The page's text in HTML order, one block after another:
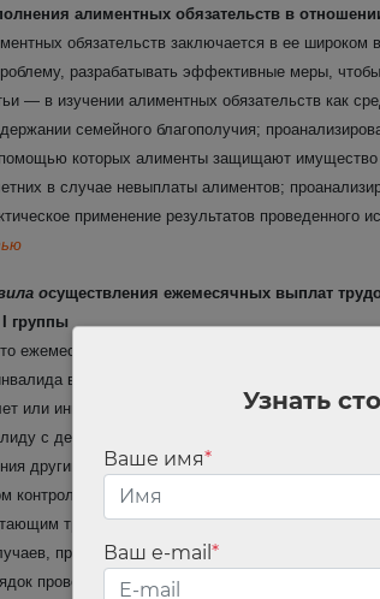
алиментных обязательств в
обязательств заключается в ее
разрабатывать эффективные меры,
— в изучении алиментных обязательств как
семейного благополучия;
которых алименты защищают имущество
в случае невыплаты алиментов;
применение результатов
осуществления ежемесячных выплат
группы
ежемесячная выплата неработающему
в возрасте до 18 лет или инвалида с
или инвалида с детства I группы,
с детства I группы, с учетом их
другим неработающим трудоспособным
контроля законным представителем ребенка-
трудоспособным лицом обязательства по
при которых прекращается
проведения СФР мониторинга
Узнать
Ваше имя*
Ваш e-mail *